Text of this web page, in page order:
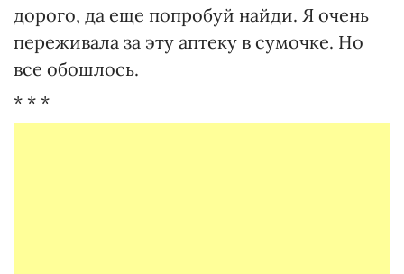
дорого, да еще попробуй найди. Я очень
переживала за эту аптеку в сумочке. Но
все обошлось.
* * *